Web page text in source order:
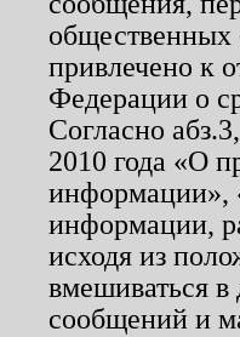
общественных
привлечено к
Федерации о
Согласно
2010 года «О
информации»,
информации,
исходя из
вмешиваться в
сообщений и